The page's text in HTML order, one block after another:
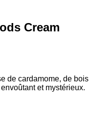
Cream
de cardamome, de bois
et mystérieux.